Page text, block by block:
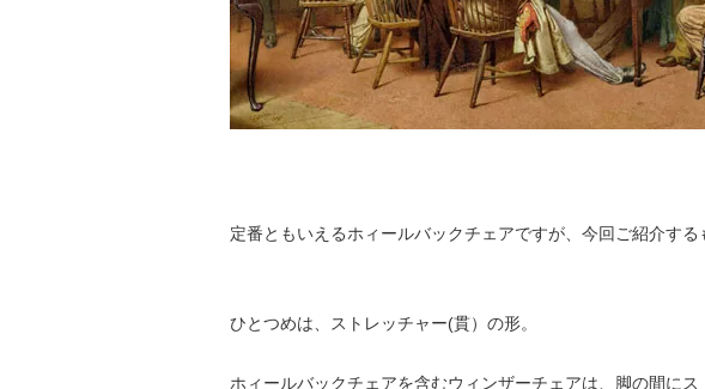
定番ともいえるホィールバックチェアですが、今回ご紹介す
ひとつめは、ストレッチャー(貫）の形。
ホィールバックチェアを含むウィンザーチェアは、脚の間に